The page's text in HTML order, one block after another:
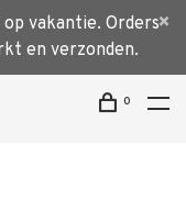
vakantie. Orders
en verzonden.
0